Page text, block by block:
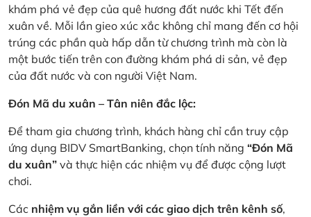
khám phá vẻ đẹp của quê hương đất nước khi Tết đến
xuân về. Mỗi lần gieo xúc xắc không chỉ mang đến cơ hội
trúng các phần quà hấp dẫn từ chương trình mà còn là
một bước tiến trên con đường khám phá di sản, vẻ đẹp
của đất nước và con người Việt Nam.
Đón Mã du xuân – Tân niên đắc lộc:
Để tham gia chương trình, khách hàng chỉ cần truy cập
ứng dụng BIDV SmartBanking, chọn tính năng “Đón Mã
du xuân” và thực hiện các nhiệm vụ để được cộng lượt
chơi.
Các nhiệm vụ gắn liền với các giao dịch trên kênh số,